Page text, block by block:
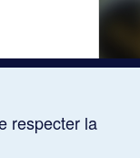
(janvier
respecter la